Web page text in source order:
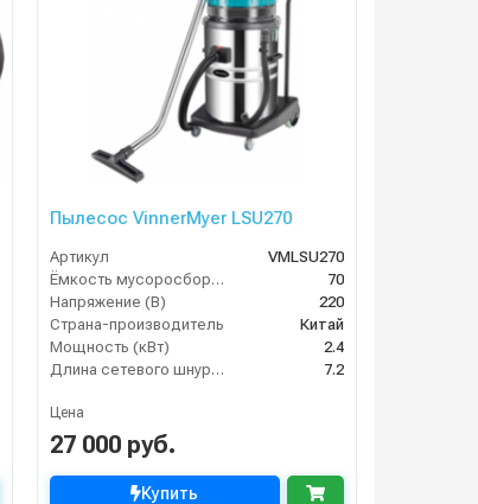
Пылесос VinnerMyer LSU270
Артикул
VMLSU270
Ёмкость мусоросборника (л)
70
Напряжение (В)
220
Страна-производитель
Китай
Мощность (кВт)
2.4
Длина сетевого шнура (м)
7.2
Цена
27 000 руб.
Купить